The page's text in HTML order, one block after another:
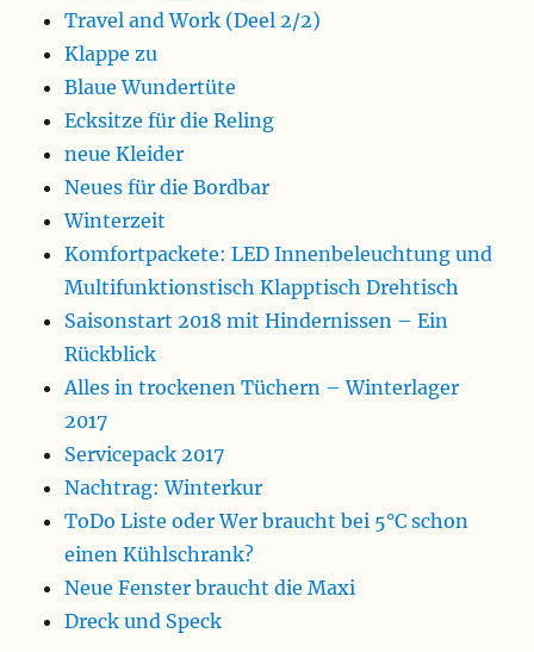
Travel and Work (Deel 2/2)
Klappe zu
Blaue Wundertüte
Ecksitze für die Reling
neue Kleider
Neues für die Bordbar
Winterzeit
Komfortpackete: LED Innenbeleuchtung und
Multifunktionstisch Klapptisch Drehtisch
Saisonstart 2018 mit Hindernissen – Ein
Rückblick
Alles in trockenen Tüchern – Winterlager
2017
Servicepack 2017
Nachtrag: Winterkur
ToDo Liste oder Wer braucht bei 5°C schon
einen Kühlschrank?
Neue Fenster braucht die Maxi
Dreck und Speck